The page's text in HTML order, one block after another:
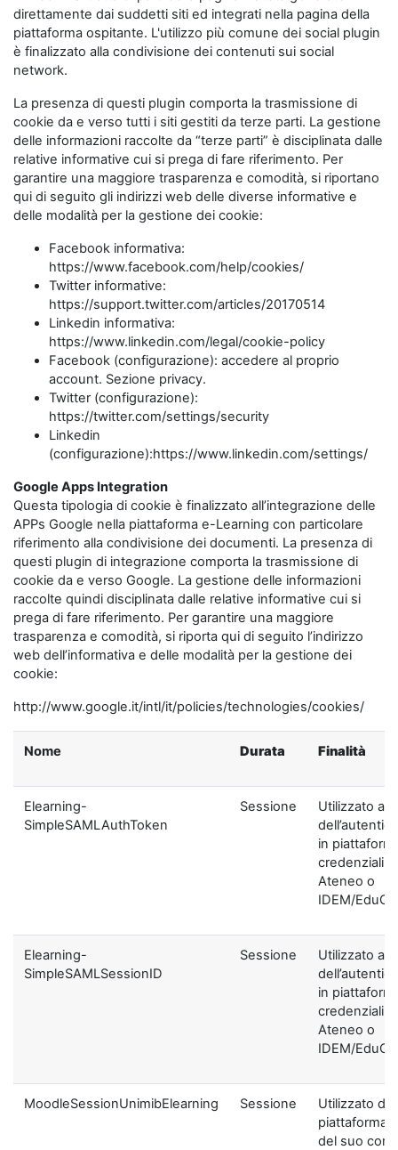
direttamente dai suddetti siti ed integrati nella pagina della
piattaforma ospitante. L'utilizzo più comune dei social plugin
è finalizzato alla condivisione dei contenuti sui social
network.
La presenza di questi plugin comporta la trasmissione di
cookie da e verso tutti i siti gestiti da terze parti. La gestione
delle informazioni raccolte da “terze parti” è disciplinata dalle
relative informative cui si prega di fare riferimento. Per
garantire una maggiore trasparenza e comodità, si riportano
qui di seguito gli indirizzi web delle diverse informative e
delle modalità per la gestione dei cookie:
Facebook informativa:
https://www.facebook.com/help/cookies/
Twitter informative:
https://support.twitter.com/articles/20170514
Linkedin informativa:
https://www.linkedin.com/legal/cookie-policy
Facebook (configurazione): accedere al proprio
account. Sezione privacy.
Twitter (configurazione):
https://twitter.com/settings/security
Linkedin
(configurazione):https://www.linkedin.com/settings/
Google Apps Integration
Questa tipologia di cookie è finalizzato all’integrazione delle
APPs Google nella piattaforma e-Learning con particolare
riferimento alla condivisione dei documenti. La presenza di
questi plugin di integrazione comporta la trasmissione di
cookie da e verso Google. La gestione delle informazioni
raccolte quindi disciplinata dalle relative informative cui si
prega di fare riferimento. Per garantire una maggiore
trasparenza e comodità, si riporta qui di seguito l’indirizzo
web dell’informativa e delle modalità per la gestione dei
cookie:
http://www.google.it/intl/it/policies/technologies/cookies/
Nome Durata Finalità
Elearning-
SimpleSAMLAuthToken
Sessione
Utilizzato ai
in
credenziali di
Ateneo o
IDEM/
Elearning-
SimpleSAMLSessionID
Sessione
Utilizzato ai
in
credenziali di
Ateneo o
IDEM/
MoodleSessionUnimibElearning Sessione
Utilizzato
piattaforma
del suo